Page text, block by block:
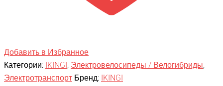
Добавить в Избранное
Категории: IKINGI Электровелосипеды / Велогибриды
Электротранспорт Бренд: IKINGI